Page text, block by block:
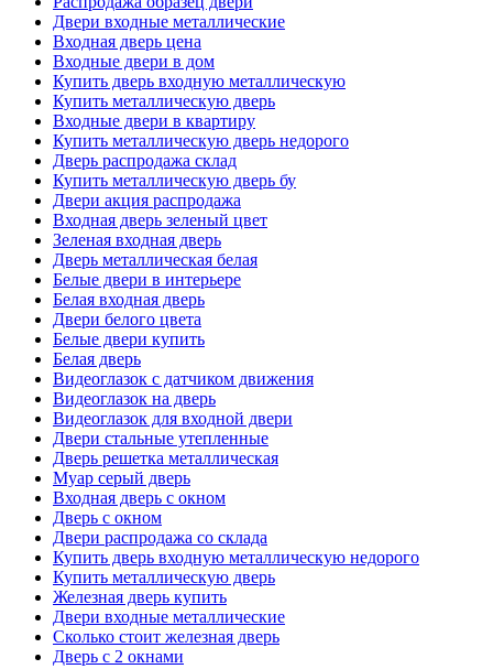
Двери входные металлические
Входная дверь цена
Входные двери в дом
Купить дверь входную металлическую
Купить металлическую дверь
Входные двери в квартиру
Купить металлическую дверь недорого
Дверь распродажа склад
Купить металлическую дверь бу
Двери акция распродажа
Входная дверь зеленый цвет
Зеленая входная дверь
Дверь металлическая белая
Белые двери в интерьере
Белая входная дверь
Двери белого цвета
Белые двери купить
Белая дверь
Видеоглазок с датчиком движения
Видеоглазок на дверь
Видеоглазок для входной двери
Двери стальные утепленные
Дверь решетка металлическая
Муар серый дверь
Входная дверь с окном
Дверь с окном
Двери распродажа со склада
Купить дверь входную металлическую недорого
Купить металлическую дверь
Железная дверь купить
Двери входные металлические
Сколько стоит железная дверь
Дверь с 2 окнами